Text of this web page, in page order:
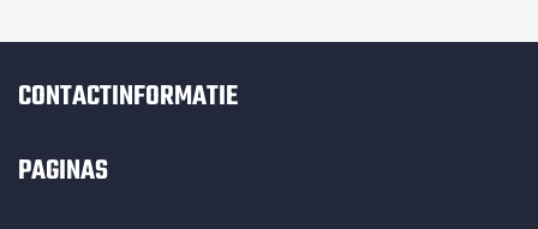
CONTACTINFORMATIE
PAGINAS